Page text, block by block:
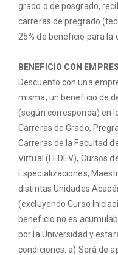
grado o de posgrado,
carreras de pregrado
25% de beneficio para la
BENEFICIO CON
Descuento con una
misma, un beneficio de
(según corresponda) en
Carreras de Grado,
Carreras de la Facultad
Virtual (FEDEV), Cursos
Especializaciones,
distintas Unidades
(excluyendo Curso
beneficio no es
por la Universidad y
condiciones: a) Será de